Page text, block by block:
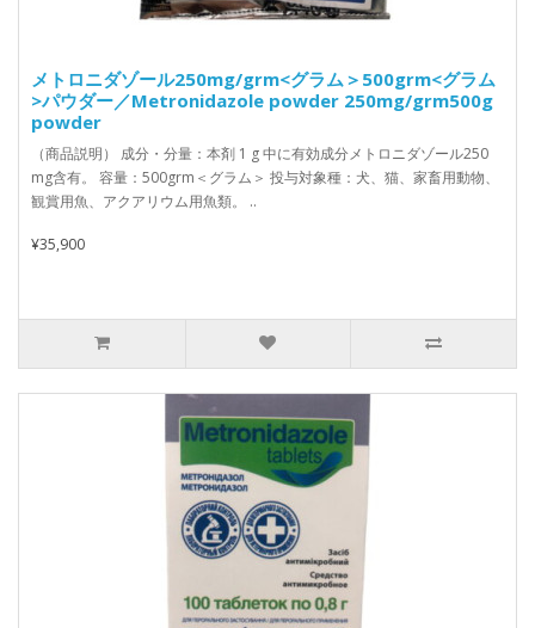
メトロニダゾール250mg/grm<グラム＞500grm<グラム
>パウダー／Metronidazole powder 250mg/grm500g
powder
（商品説明） 成分・分量：本剤 1 g 中に有効成分メトロニダゾール250
mg含有。 容量：500grm＜グラム＞ 投与対象種：犬、猫、家畜用動物、
観賞用魚、アクアリウム用魚類。 ..
¥35,900